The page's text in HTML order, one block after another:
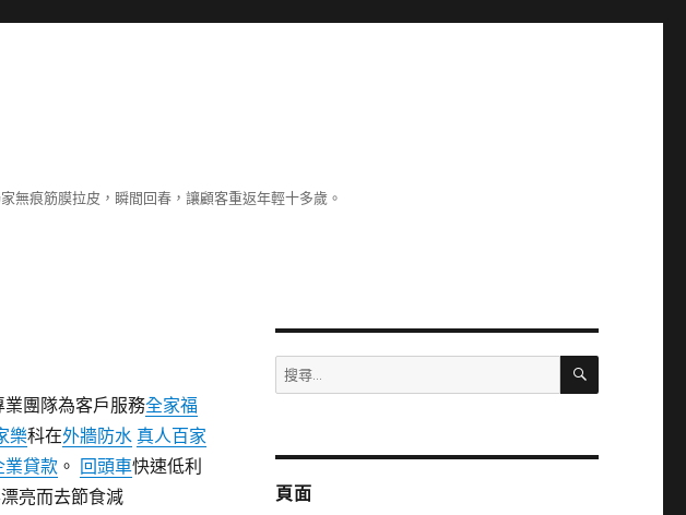
無痕筋膜拉皮，瞬間回春，讓顧客重返年輕十多歲。
團隊為客戶服務全家福
樂科在外牆防水 真人百家
業貸款。 回頭車快速低利
亮而去節食減
搜
尋
字:
搜
頁面